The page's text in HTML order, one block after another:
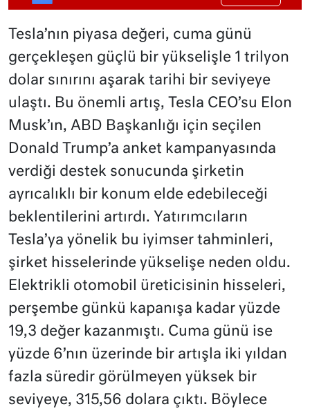
Tesla’nın piyasa değeri, cuma günü
gerçekleşen güçlü bir yükselişle 1 trilyon
dolar sınırını aşarak tarihi bir seviyeye
ulaştı. Bu önemli artış, Tesla CEO’su Elon
Musk’ın, ABD Başkanlığı için seçilen
Donald Trump’a anket kampanyasında
verdiği destek sonucunda şirketin
ayrıcalıklı bir konum elde edebileceği
beklentilerini artırdı. Yatırımcıların
Tesla’ya yönelik bu iyimser tahminleri,
şirket hisselerinde yükselişe neden oldu.
Elektrikli otomobil üreticisinin hisseleri,
perşembe günkü kapanışa kadar yüzde
19,3 değer kazanmıştı. Cuma günü ise
yüzde 6’nın üzerinde bir artışla iki yıldan
fazla süredir görülmeyen yüksek bir
seviyeye, 315,56 dolara çıktı. Böylece